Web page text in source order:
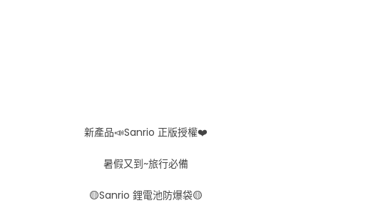
新產品📣Sanrio 正版授權❤️
暑假又到~旅行必備
🟡Sanrio 鋰電池防爆袋🟡